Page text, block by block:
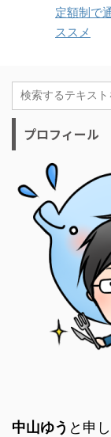
定額制で
ススメ
プロフィール
中山ゆう と申